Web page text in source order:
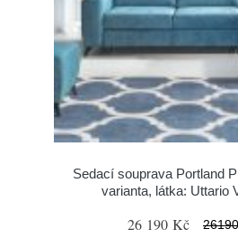
Sedací souprava Portland
varianta, látka: Uttario
26 190 Kč